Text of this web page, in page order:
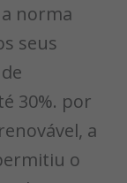
norma
seus
30%. por
a
o